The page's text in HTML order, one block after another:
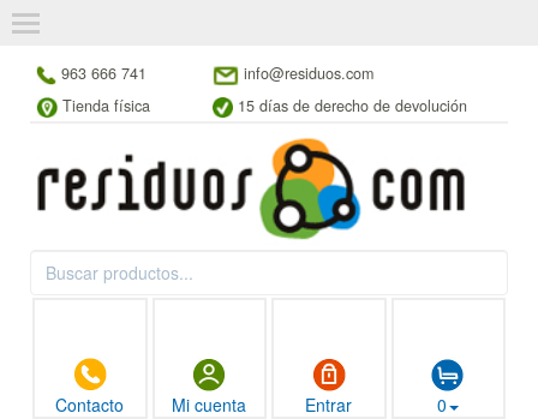
963 666 741
info@residuos.com
Tienda física
15 días de derecho de devolución
Contacto Mi cuenta Entrar 0